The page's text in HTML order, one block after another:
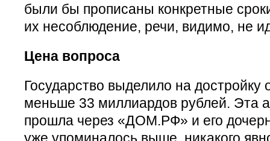
были бы прописаны конкретные
их несоблюдение, речи, видимо, не
Цена вопроса
Государство выделило на
меньше 33 миллиардов рублей. Эта
прошла через «ДОМ.РФ» и его
уже упоминалось выше, никакого